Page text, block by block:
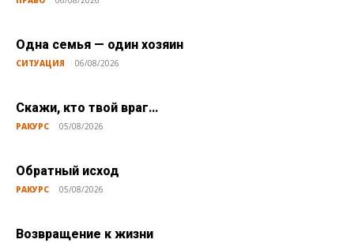
Одна семья — один хозяин
СИТУАЦИЯ 06/08/2026
Скажи, кто твой враг…
РАКУРС 05/08/2026
Обратный исход
РАКУРС 05/08/2026
Возвращение к жизни